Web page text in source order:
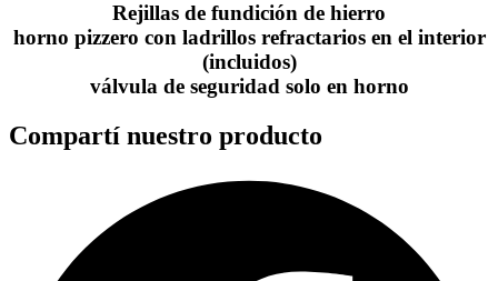
Rejillas de fundición de hierro
horno pizzero con ladrillos refractarios en el interior
(incluidos)
válvula de seguridad solo en horno
Compartí nuestro producto